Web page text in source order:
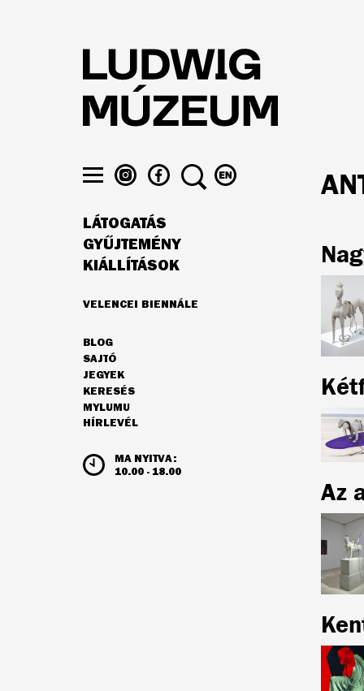
láthatósága
LUDWIG
MÚZEUM
INSTAGRAMON
LUDWIG
MÚZEUM
FACEBOOK-
ON
KERESÉSVÁLTÁS
ENGLISH
FŐ
NAVIGÁCIÓ
LÁTOGATÁS
GYŰJTEMÉNY
KIÁLLÍTÁSOK
VELENCEI BIENNÁLE
MÁSODLAGOS
NAVIGÁCIÓ
BLOG
SAJTÓ
JEGYEK
KERESÉS
MYLUMU
HÍRLEVÉL
MA NYITVA:
10.00 - 18.00
NYITVATARTÁS ÉS JEGYÁRAK
Az